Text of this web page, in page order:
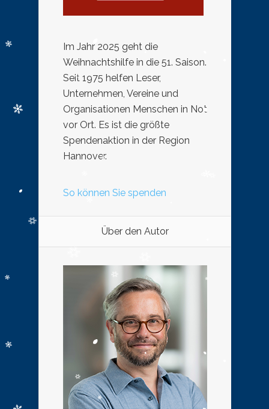
Im Jahr 2025 geht die
Weihnachtshilfe in die 51. Saison.
Seit 1975 helfen Leser,
Unternehmen, Vereine und
Organisationen Menschen in Not
vor Ort. Es ist die größte
Spendenaktion in der Region
Hannover.
So können Sie spenden
Über den Autor